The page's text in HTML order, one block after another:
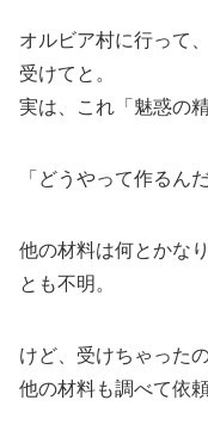
オルビア村に行って
受けてと。
実は、これ「魅惑の
「どうやって作るん
他の材料は何とかな
とも不明。
けど、受けちゃった
他の材料も調べて依